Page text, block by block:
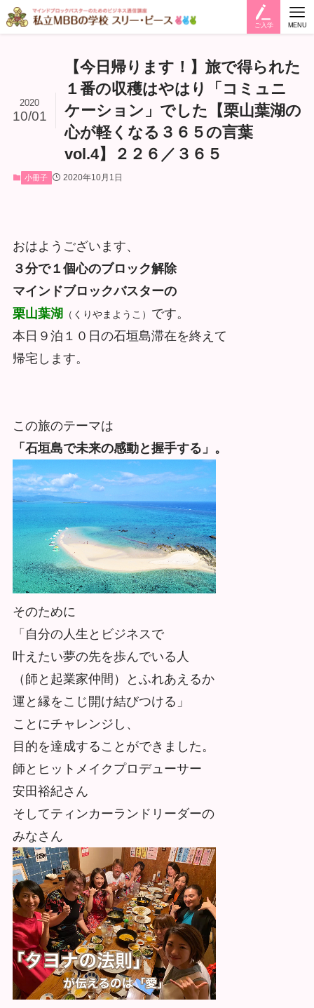
ご入学 MENU
【今日帰ります！】旅で得られた
１番の収穫はやはり「コミュニ
ケーション」でした【栗山葉湖の
心が軽くなる３６５の言葉
vol.4】２２６／３６５
2020
10/01
小冊子 2020年10月1日
おはようございます、
３分で１個心のブロック解除
マインドブロックバスターの
栗山葉湖 （くりやまようこ） です。
本日９泊１０日の石垣島滞在を終えて
帰宅します。
この旅のテーマは
「石垣島で未来の感動と握手する」。
そのために
「自分の人生とビジネスで
叶えたい夢の先を歩んでいる人
（師と起業家仲間）とふれあえるか
運と縁をこじ開け結びつける」
ことにチャレンジし、
目的を達成することができました。
師とヒットメイクプロデューサー
安田裕紀さん
そしてティンカーランドリーダーの
みなさん